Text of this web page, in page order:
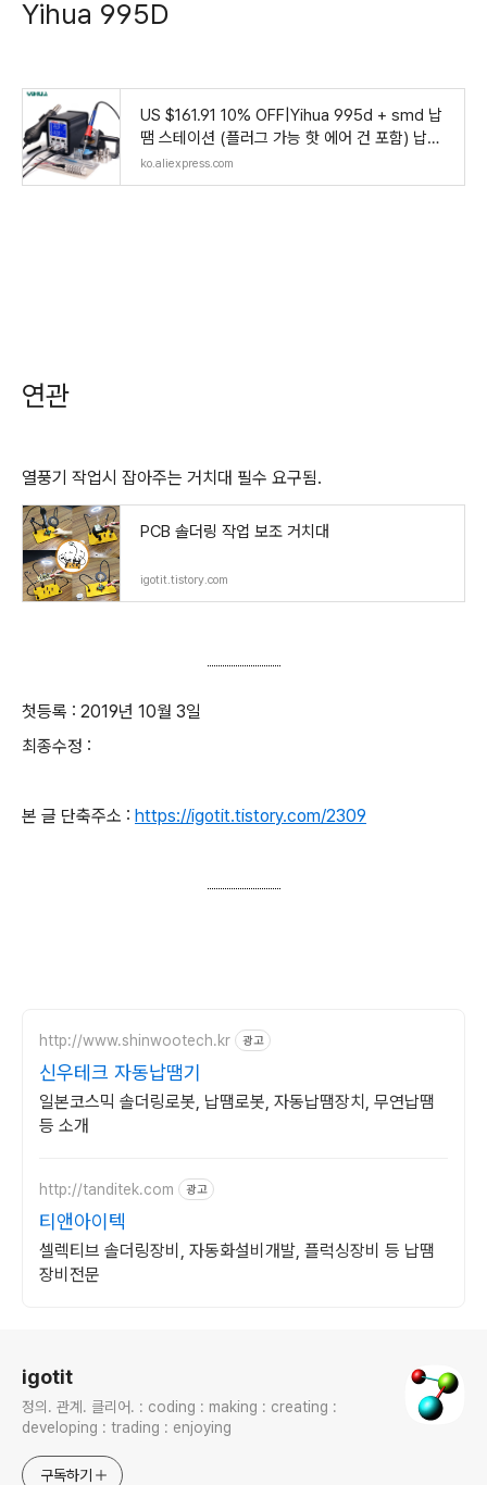
Yihua 995D
US $161.91 10% OFF|Yihua 995d + smd 납
땜 스테이션 (플러그 가능 핫 에어 건 포함) 납땜
인두 bga 재 작업 스테이션 전화 수리 용접 스테
이션-에서납떔 & 정거장부터 도구 의 AliExpres
ko.aliexpress.com
연관
열풍기 작업시 잡아주는 거치대 필수 요구됨.
PCB 솔더링 작업 보조 거치대
igotit.tistory.com
첫등록 : 2019년 10월 3일
최종수정 :
본 글 단축주소 : https://igotit.tistory.com/2309
http://www.shinwootech.kr 광고
신우테크 자동납땜기
일본코스믹 솔더링로봇, 납땜로봇, 자동납땜장치, 무연납땜
등 소개
http://tanditek.com 광고
티앤아이텍
셀렉티브 솔더링장비, 자동화설비개발, 플럭싱장비 등 납땜
장비전문
igotit
정의. 관계. 클리어. : coding : making : creating :
developing : trading : enjoying
구독하기